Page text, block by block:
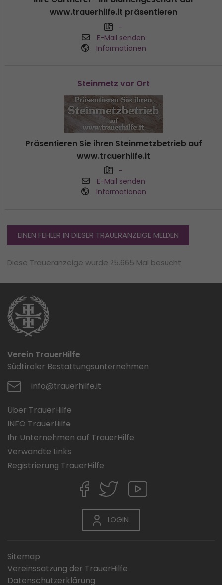
www.trauerhilfe.it präsentieren
-
E-Mail senden
Informationen
Steinmetz vor Ort
Präsentieren Sie ihren Steinmetzbetrieb auf
www.trauerhilfe.it
-
E-Mail senden
Informationen
EINEN FEHLER IN DIESER TRAUERANZEIGE MELDEN
Diese Traueranzeige wurde 25.665 Mal besucht
Verein TrauerHilfe
Südtiroler Bestattungsunternehmen
info@trauerhilfe.it
Über TrauerHilfe
INFO TrauerHilfe
Ihr Unternehmen auf TrauerHilfe
Verwandte Links
Registrierung TrauerHilfe
LOGIN
Sitemap
Vereinssatzung der TrauerHilfe
Datenschutzerklärung